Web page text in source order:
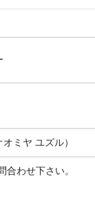
ミヤ ユズル）
合わせ下さい。